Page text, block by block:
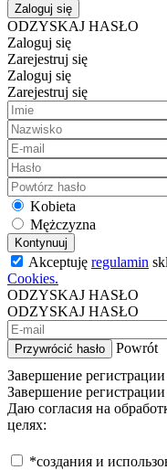
Zaloguj się
ODZYSKAJ HASŁO
Zaloguj się
Zarejestruj się
Zaloguj się
Zarejestruj się
Kobieta
Mężczyzna
Kontynuuj
Akceptuję regulamin
Cookies.
ODZYSKAJ HASŁO
ODZYSKAJ HASŁO
Przywrócić hasło
Powrót
Завершение регистрации
Завершение регистрации
Даю согласия на
целях:
*создания и